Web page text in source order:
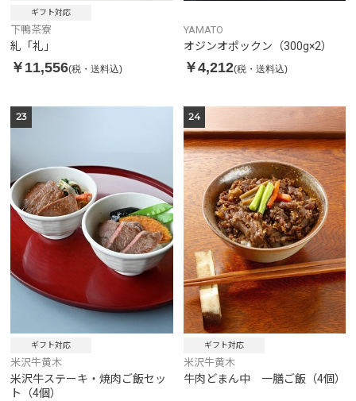
ギフト対応
下鴨茶寮
糺「礼」
￥11,556(税・送料込)
YAMATO
オジンオポックン（300g×2）
￥4,212(税・送料込)
23
ギフト対応
米沢牛黄木
米沢牛ステーキ・焼肉ご飯セッ
ト（4個）
24
ギフト対応
米沢牛黄木
牛肉どまん中 一膳ご飯（4個）